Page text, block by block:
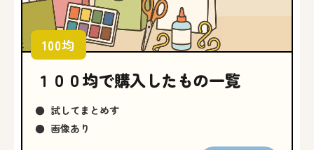
100均
１００均で購入したもの一覧
● 試してまとめす
● 画像あり